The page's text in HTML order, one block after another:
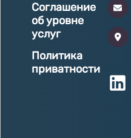
Соглашение
об уровне
услуг
Политика
приватности